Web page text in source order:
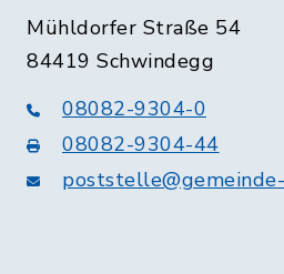
Mühldorfer Straße 54
84419 Schwindegg
08082-9304-0
08082-9304-44